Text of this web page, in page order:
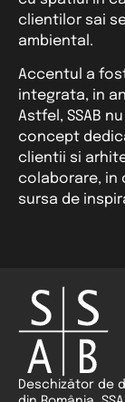
clientilor sai
ambiental.
Accentul a
integrata, in
Astfel, SSAB
concept
clientii si
colaborare, in
sursa de
Deschizător de